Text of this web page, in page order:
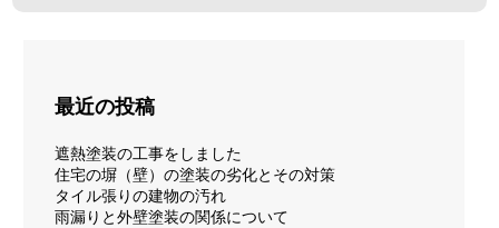
最近の投稿
遮熱塗装の工事をしました
住宅の塀（壁）の塗装の劣化とその対策
タイル張りの建物の汚れ
雨漏りと外壁塗装の関係について